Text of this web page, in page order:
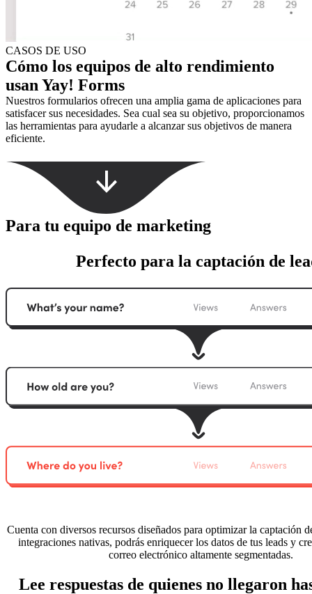
CASOS DE USO
Cómo los equipos de alto rendimiento
usan Yay! Forms
Nuestros formularios ofrecen una amplia gama de aplicaciones para
satisfacer sus necesidades. Sea cual sea su objetivo, proporcionamos
las herramientas para ayudarle a alcanzar sus objetivos de manera
eficiente.
Para tu equipo de marketing
Perfecto para la captación de
Cuenta con diversos recursos diseñados para optimizar la captación
integraciones nativas, podrás enriquecer los datos de tus leads y
correo electrónico altamente segmentadas.
Lee respuestas de quienes no llegaron